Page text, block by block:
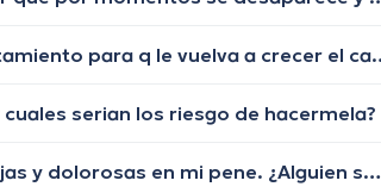
Hola una pregunta mi hermana le diagnosticaron alopecia universal tiene algún tratamiento para q le vuelva
serian los riesgo de hacermela?
Hola, soy un hombre de 32 años y desde hace unos días he notado unas heridas rojas y dolorosas en mi pene. ¿Alguien sabe qué podría estar causando esto y qué puedo hacer para aliviar el dolor? Disculpen pero no he podido ir al medico, gracias